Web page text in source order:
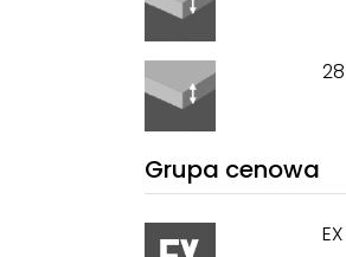
Grupa cenowa
EX